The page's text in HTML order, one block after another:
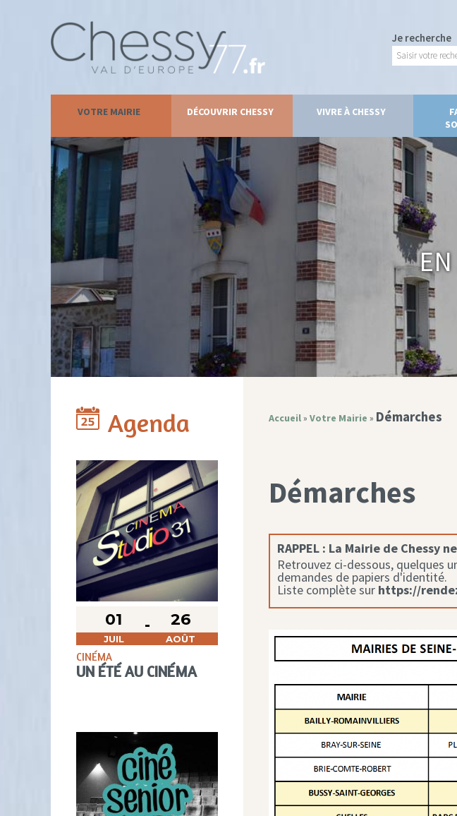
Je recherche
VOTRE MAIRIE DÉCOUVRIR CHESSY VIVRE À CHESSY
Agenda
01
JUIL
26
AOÛT
CINÉMA
UN ÉTÉ AU CINÉMA
Accueil» Votre Mairie » Démarches
Démarches
RAPPEL : La Mairie de Chessy
Retrouvez ci-dessous, quelques
demandes de papiers d'identité.
Liste complète sur https://